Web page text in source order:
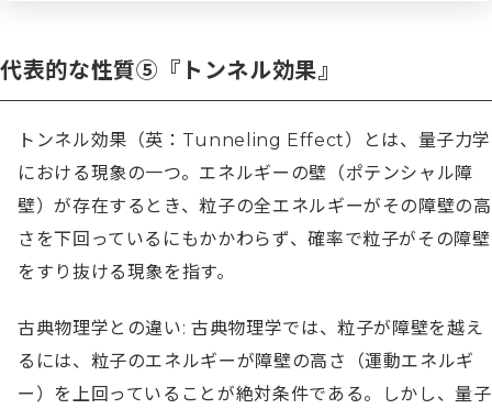
代表的な性質⑤『トンネル効果』
トンネル効果（英：Tunneling Effect）とは、量子力学
における現象の一つ。エネルギーの壁（ポテンシャル障
壁）が存在するとき、粒子の全エネルギーがその障壁の高
さを下回っているにもかかわらず、確率で粒子がその障壁
をすり抜ける現象を指す。
古典物理学との違い: 古典物理学では、粒子が障壁を越え
るには、粒子のエネルギーが障壁の高さ（運動エネルギ
ー）を上回っていることが絶対条件である。しかし、量子